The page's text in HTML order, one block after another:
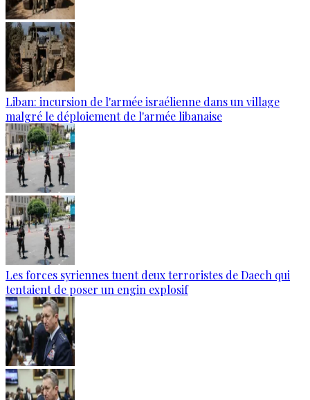
Liban: incursion de l'armée israélienne dans un village
malgré le déploiement de l'armée libanaise
Les forces syriennes tuent deux terroristes de Daech qui
tentaient de poser un engin explosif